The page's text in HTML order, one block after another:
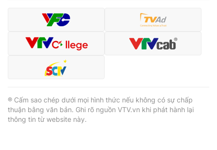
® Cấm sao chép dưới mọi hình thức nếu không có sự chấp
thuận bằng văn bản. Ghi rõ nguồn VTV.vn khi phát hành lại
thông tin từ website này.